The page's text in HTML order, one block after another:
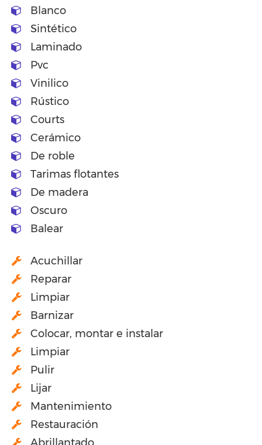
Blanco
Sintético
Laminado
Pvc
Vinilico
Rústico
Courts
Cerámico
De roble
Tarimas flotantes
De madera
Oscuro
Balear
Acuchillar
Reparar
Limpiar
Barnizar
Colocar, montar e instalar
Limpiar
Pulir
Lijar
Mantenimiento
Restauración